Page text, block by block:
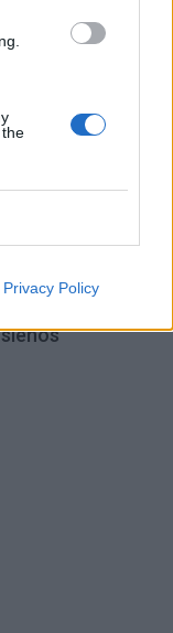
Privacy Policy
Putinui(3)
sandėliui